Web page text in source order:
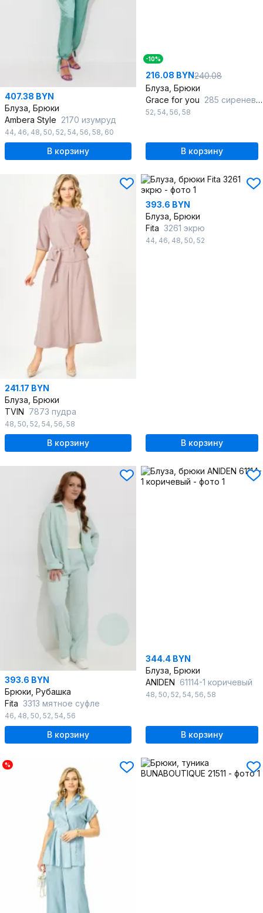
407.38 BYN
Блуза, Брюки
Ambera Style 2170 изумруд
44, 46, 48, 50, 52, 54, 56, 58, 60
В корзину
-10%
216.08 BYN240.08
Блуза, Брюки
Grace for you 285 сиреневый
52, 54, 56, 58
В корзину
241.17 BYN
Блуза, Брюки
TVIN 7873 пудра
48, 50, 52, 54, 56, 58
В корзину
393.6 BYN
Блуза, Брюки
Fita 3261 экрю
44, 46, 48, 50, 52
В корзину
393.6 BYN
Брюки, Рубашка
Fita 3313 мятное суфле
46, 48, 50, 52, 54, 56
В корзину
344.4 BYN
Блуза, Брюки
ANIDEN 61114-1 коричевый
48, 50, 52, 54, 56, 58
В корзину
%